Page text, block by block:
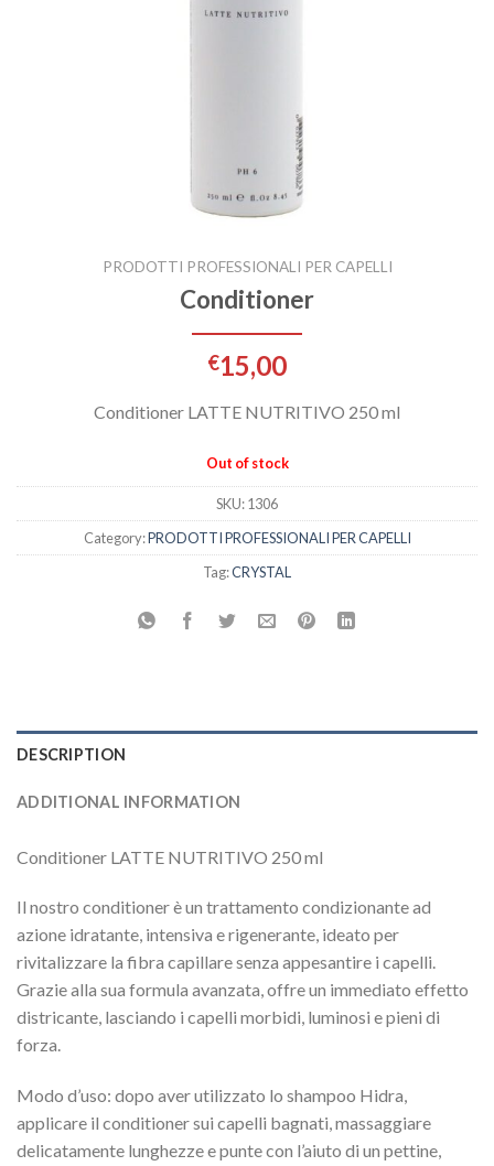
PRODOTTI PROFESSIONALI PER CAPELLI
Conditioner
€15,00
Conditioner LATTE NUTRITIVO 250 ml
Out of stock
SKU:1306
Category:PRODOTTI PROFESSIONALI PER CAPELLI
Tag:CRYSTAL
DESCRIPTION
ADDITIONAL INFORMATION
Conditioner LATTE NUTRITIVO 250 ml
Il nostro conditioner è un trattamento condizionante ad
azione idratante, intensiva e rigenerante, ideato per
rivitalizzare la fibra capillare senza appesantire i capelli.
Grazie alla sua formula avanzata, offre un immediato effetto
districante, lasciando i capelli morbidi, luminosi e pieni di
forza.
Modo d’uso: dopo aver utilizzato lo shampoo Hidra,
applicare il conditioner sui capelli bagnati, massaggiare
delicatamente lunghezze e punte con l’aiuto di un pettine,